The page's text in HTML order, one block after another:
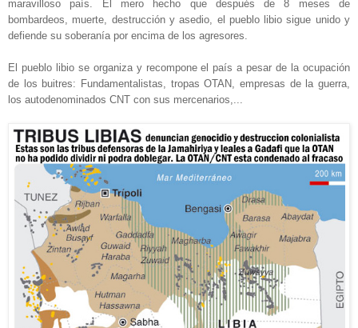
maravilloso país. El mero hecho que después de 8 meses de
bombardeos, muerte, destrucción y asedio, el pueblo libio sigue unido y
defiende su soberanía por encima de los agresores.
El pueblo libio se organiza y recompone el país a pesar de la ocupación
de los buitres: Fundamentalistas, tropas OTAN, empresas de la guerra,
los autodenominados CNT con sus mercenarios,...